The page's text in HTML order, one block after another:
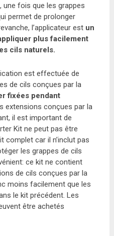
une fois que les grappes
permet de prolonger
l’applicateur est un
plus facilement
cils naturels.
est effectuée de
de cils conçues par la
fixées pendant
extensions conçues par la
il est important de
Kit ne peut pas être
complet car il n’inclut pas
les grappes de cils
ce kit ne contient
de cils conçues par la
moins facilement que les
le kit précédent. Les
être achetés